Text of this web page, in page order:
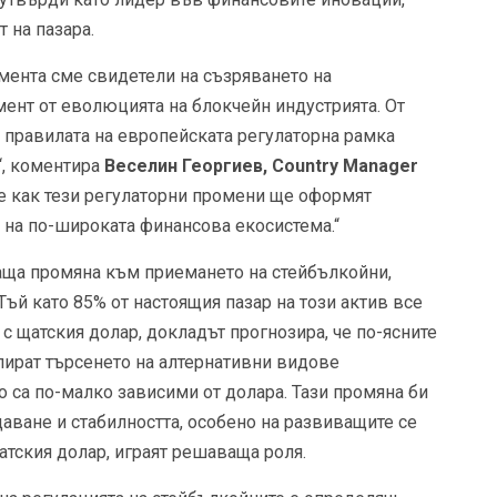
на пазара.
сме свидетели на съзряването на
от еволюцията на блокчейн индустрията. От
на европейската регулаторна рамка
коментира Веселин Георгиев, Country Manager
как тези регулаторни промени ще оформят
по-широката финансова екосистема.“
промяна към приемането на стейбълкойни,
като 85% от настоящия пазар на този актив все
долар, докладът прогнозира, че по-ясните
търсенето на алтернативни видове
са по-малко зависими от долара. Тази промяна би
и стабилността, особено на развиващите се
долар, играят решаваща роля.